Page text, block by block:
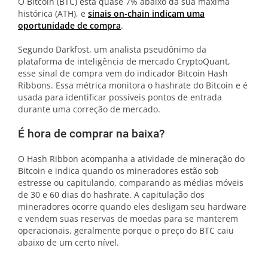
histórica (ATH), e sinais on-chain indicam uma
oportunidade de compra.
Segundo Darkfost, um analista pseudônimo da
plataforma de inteligência de mercado CryptoQuant,
esse sinal de compra vem do indicador Bitcoin Hash
Ribbons. Essa métrica monitora o hashrate do Bitcoin e é
usada para identificar possíveis pontos de entrada
durante uma correção de mercado.
É hora de comprar na baixa?
O Hash Ribbon acompanha a atividade de mineração do
Bitcoin e indica quando os mineradores estão sob
estresse ou capitulando, comparando as médias móveis
de 30 e 60 dias do hashrate. A capitulação dos
mineradores ocorre quando eles desligam seu hardware
e vendem suas reservas de moedas para se manterem
operacionais, geralmente porque o preço do BTC caiu
abaixo de um certo nível.